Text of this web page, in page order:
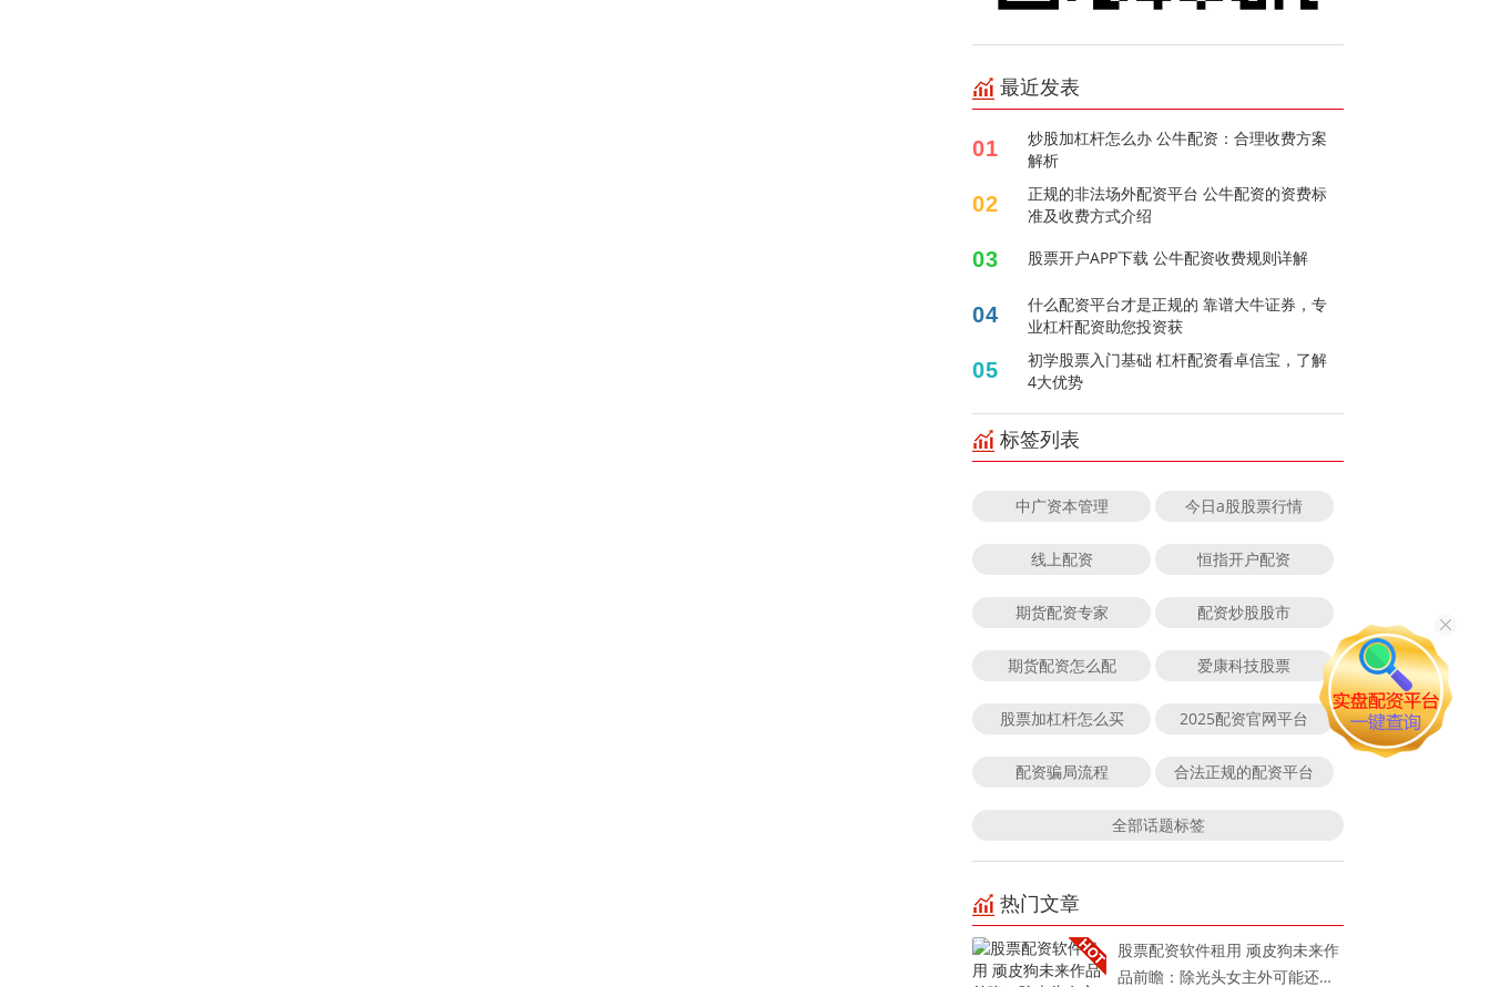
最近发表
01
炒股加杠杆怎么办 公牛配资：合理收费方案
解析
02
正规的非法场外配资平台 公牛配资的资费标
准及收费方式介绍
03 股票开户APP下载 公牛配资收费规则详解
04
什么配资平台才是正规的 靠谱大牛证券，专
业杠杆配资助您投资获
05
初学股票入门基础 杠杆配资看卓信宝，了解
4大优势
标签列表
中广资本管理 今日a股股票行情
线上配资 恒指开户配资
期货配资专家 配资炒股股市
期货配资怎么配 爱康科技股票
股票加杠杆怎么买 2025配资官网平台
配资骗局流程 合法正规的配资平台
全部话题标签
热门文章
股票配资软件租用 顽皮狗未来作
品前瞻：除光头女主外可能还有